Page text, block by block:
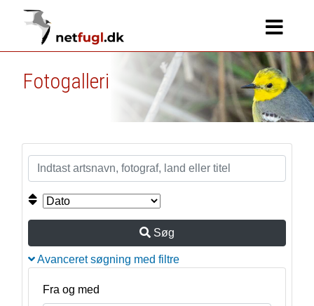
Fotogalleri
Søg
Avanceret søgning med filtre
Fra og med